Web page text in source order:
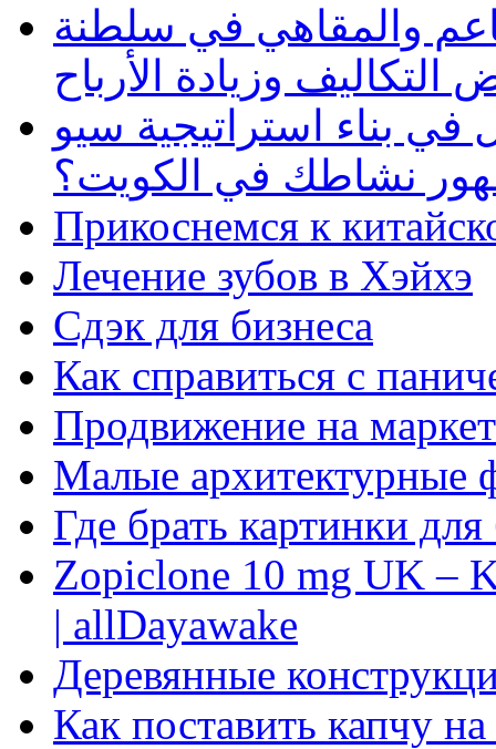
والمقاهي في سلطنة
وزيادة الأرباح
بناء استراتيجية سيو
نشاطك في الكويت؟
Прикоснемся к
Лечение зубов в Хэйхэ
Сдэк для бизнеса
Как справиться с
Продвижение на
Малые архитектурные
Где брать картинки
Zopiclone 10 mg UK –
| allDayawake
Деревянные
Как поставить капчу